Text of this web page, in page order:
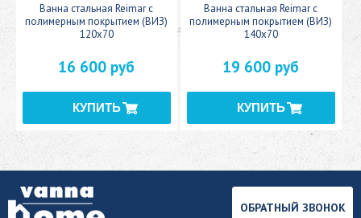
Ванна стальная Reimar с
полимерным покрытием (ВИЗ)
120x70
16 600 руб
Ванна стальная Reimar с
полимерным покрытием (ВИЗ)
140x70
19 600 руб
ОБРАТНЫЙ ЗВОНОК